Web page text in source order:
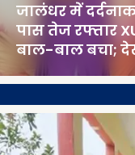
जालंधर में
पास तेज रफ्तार
बाल-बाल बचा;